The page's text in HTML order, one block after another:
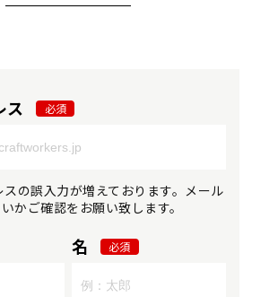
ス 必須
の誤入力が増えております。メール
かご確認をお願い致します。
名 必須